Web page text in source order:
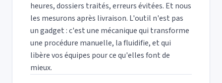
heures, dossiers traités, erreurs évitées. Et nous
les mesurons après livraison. L'outil n'est pas
un gadget : c'est une mécanique qui transforme
une procédure manuelle, la fluidifie, et qui
libère vos équipes pour ce qu'elles font de
mieux.